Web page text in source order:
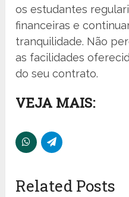
os estudantes
financeiras e
tranquilidade. Não
as facilidades
do seu contrato.
VEJA MAIS:
Related Posts